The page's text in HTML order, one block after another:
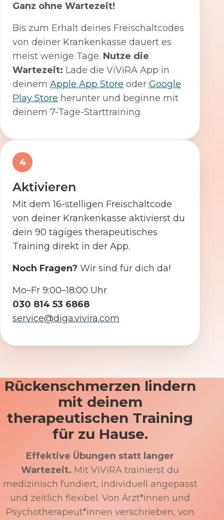
Ganz ohne Wartezeit!
Bis zum Erhalt deines Freischaltcodes
von deiner Krankenkasse dauert es
meist wenige Tage. Nutze die
Wartezeit: Lade die ViViRA App in
deinem Apple App Store oder Google
Play Store herunter und beginne mit
deinem 7-Tage-Starttraining.
4
Aktivieren
Mit dem 16-stelligen Freischaltcode
von deiner Krankenkasse aktivierst du
dein 90 tägiges therapeutisches
Training direkt in der App.
Noch Fragen? Wir sind für dich da!
Mo–Fr 9:00–18:00 Uhr
030 814 53 6868
service@diga.vivira.com
Rückenschmerzen lindern
mit deinem
therapeutischen Training
für zu Hause.
Effektive Übungen statt langer
Wartezeit. Mit ViViRA trainierst du
medizinisch fundiert, individuell angepasst
und zeitlich flexibel. Von Ärzt*innen und
Psychotherapeut*innen verschrieben, von